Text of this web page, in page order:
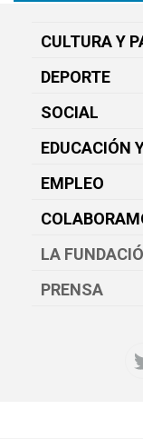
CULTURA Y
DEPORTE
SOCIAL
EDUCACIÓN
EMPLEO
LA
PRENSA